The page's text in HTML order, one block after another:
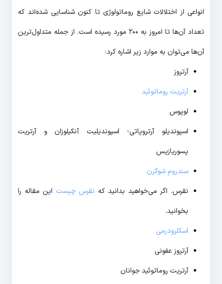
انواعی از اختلالات شایع روماتولوژی تا کنون شناسایی شده‌اند که
تعداد آن‌ها تا امروز به ۲۰۰ مورد رسیده است. از جمله متداول‌ترین
آن‌ها می‌توان به موارد زیر اشاره کرد:
آرتروز
آرتریت روماتوئید
لوپوس
اسپوندیلو آرتروپاتی- اسپوندیلیت آنکیلوزان و آرتریت
پسوریازیس
سندروم شوگرن
نقرس. اگر می‌خواهید بدانید که نقرس چیست این مقاله را
بخوانید.
اسکلرودرمی
آرتروز عفونی
آرتریت روماتوئید جوانان